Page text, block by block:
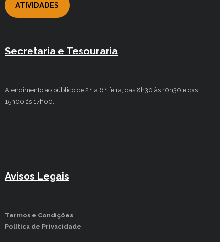
ATIVIDADES
Secretaria e Tesouraria
Atendimento ao público de 2.ª a 6.ª feira, das 8h30 às 10h30 e das
15h00 às 17h00.
Avisos Legais
Termos e Condições
Política de Privacidade